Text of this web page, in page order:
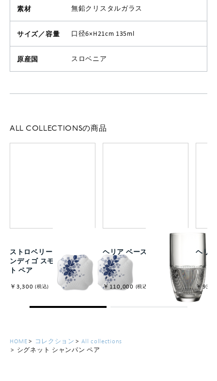
素材 無鉛クリスタルガラス
サイズ／容量 口径6×H21cm 135ml
原産国 スロベニア
ALL COLLECTIONSの商品
ストロベリー ブルーム イ
ンディゴ スモールプレー
ト ペア
￥3,300 (税込)
ヘリア ベース30cm
￥110,000 (税込)
ヘリ
￥
HOME コレクション
All collections
シグネット シャンパン ペア